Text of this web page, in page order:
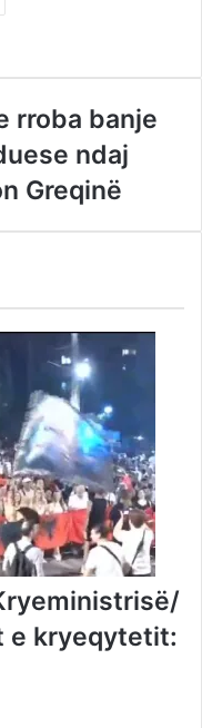
rroba banje
ndaj
Greqinë
e kryeqytetit: